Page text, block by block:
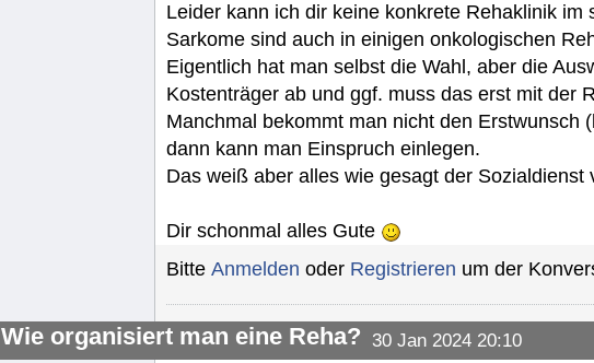
Leider kann ich dir keine konkrete Rehaklinik
Sarkome sind auch in einigen onkologischen
Eigentlich hat man selbst die Wahl, aber die
Kostenträger ab und ggf. muss das erst mit der
Manchmal bekommt man nicht den Erstwunsch
dann kann man Einspruch einlegen.
Das weiß aber alles wie gesagt der Sozialdienst
Dir schonmal alles Gute
Bitte Anmelden oder Registrieren um der
Wie organisiert man eine Reha? 30 Jan 2024 20:10